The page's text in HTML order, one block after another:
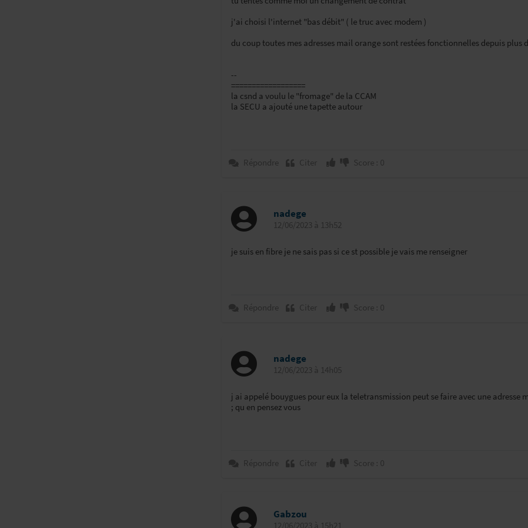
j'ai choisi l'internet "bas débit" ( le truc avec modem )
du coup toutes mes adresses mail orange sont restées fonctionnelles depuis plus
--
==================
la csnd a voulu le "fromage" de la CCAM
la SECU a ajouté une tapette autour
Répondre Citer Score : 0
nadege
12/06/2023 à 13h52
je suis en fibre je ne sais pas si ce st possible je vais me renseigner
Répondre Citer Score : 0
nadege
12/06/2023 à 14h05
j ai appelé bouygues pour eux la teletransmission peut se faire avec une adresse
; qu en pensez vous
Répondre Citer Score : 0
Gabzou
12/06/2023 à 15h21